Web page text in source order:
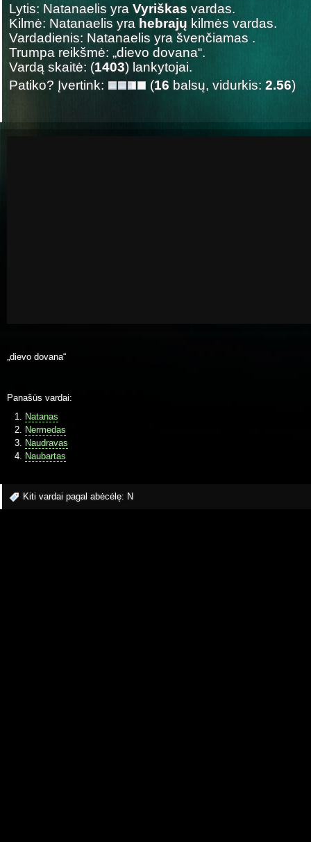
Lytis: Natanaelis yra Vyriškas vardas.
Kilmė: Natanaelis yra hebrajų kilmės vardas.
Vardadienis: Natanaelis yra švenčiamas .
Trumpa reikšmė: „dievo dovana“.
Vardą skaitė: (1403) lankytojai.
Patiko? Įvertink:
(16 balsų, vidurkis: 2.56)
„dievo dovana“
Panašūs vardai:
Natanas
Nermedas
Naudravas
Naubartas
Kiti vardai pagal abėcėlę: N